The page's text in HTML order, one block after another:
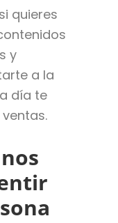
quieres
y
a la
día te